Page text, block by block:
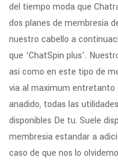
del tiempo moda que
dos planes de membresia
nuestro cabello a
que ‘ChatSpin plus’.
asi­ como en este tipo de
vi­a al maximum entretanto
anadido, todas las
disponibles De tu. Suele
membresia estandar a
caso de que nos lo